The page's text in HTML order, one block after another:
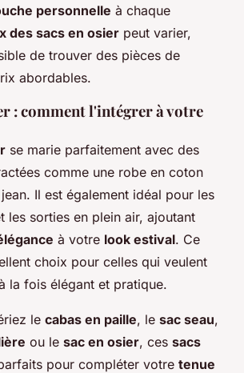
personnelle à chaque
des sacs en osier peut varier,
de trouver des pièces de
abordables.
: comment l'intégrer à votre
se marie parfaitement avec des
comme une robe en coton
Il est également idéal pour les
les sorties en plein air, ajoutant
à votre look estival. Ce
choix pour celles qui veulent
la fois élégant et pratique.
le cabas en paille, le sac seau,
ou le sac en osier, ces sacs
pour compléter votre tenue